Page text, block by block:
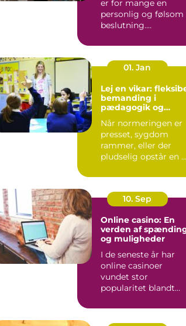
er for mange en
personlig og følsom
beslutning.
behandlinger for...
01. Jan
Lej en vikar:
bemanding i
pædagogik og
Når normeringen er
presset, sygdom
rammer, eller der
pludselig opstår en ny
for ...
10. Sep
Online casino: En
verden af
og muligheder
I de seneste år har
online casinoer
vundet stor
popularitet blandt
hele v...